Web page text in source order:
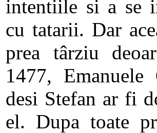
intentiile si a se
cu tatarii. Dar
prea târziu
1477, Emanuele
desi Stefan ar fi
el. Dupa toate